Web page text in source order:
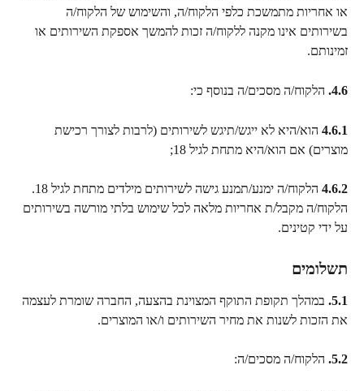
או אחריות מתמשכת כלפי הלקוח/ה, והשימוש של הלקוח/ה
בשירותים אינו מקנה ללקוח/ה זכות להמשך אספקת השירותים או
זמינותם.
4.6. הלקוח/ה מסכים/ה בנוסף כי:
4.6.1 הוא/היא לא ייגש/תיגש לשירותים (לרבות לצורך רכישת
מוצרים) אם הוא/היא מתחת לגיל 18;
4.6.2
הלקוח/ה ימנע/תמנע גישה לשירותים מילדים מתחת לגיל 18.
הלקוח/ה מקבל/ת אחריות מלאה לכל שימוש בלתי מורשה בשירותים
על ידי קטינים.
תשלומים
5.1. במהלך תקופת התוקף המצוינת בהצעה, החברה שומרת לעצמה
את הזכות לשנות את מחיר השירותים ו/או המוצרים.
5.2. הלקוח/ה מסכים/ה: